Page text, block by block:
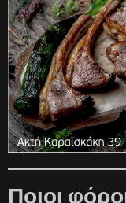
Ποιοι